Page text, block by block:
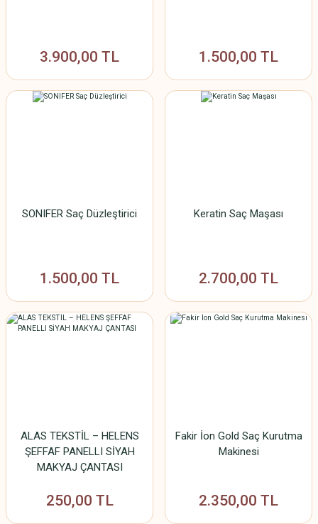
3.900,00 TL 1.500,00 TL
SONIFER Saç Düzleştirici
1.500,00 TL
Keratin Saç Maşası
2.700,00 TL
ALAS TEKSTİL – HELENS
ŞEFFAF PANELLI SİYAH
MAKYAJ ÇANTASI
250,00 TL
Fakir İon Gold Saç Kurutma
Makinesi
2.350,00 TL